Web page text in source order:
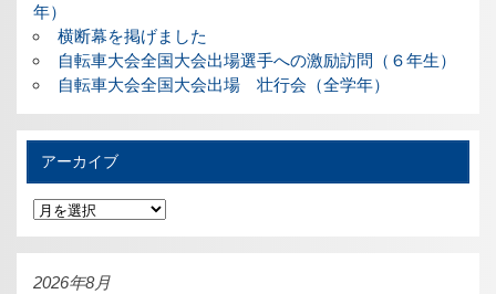
年）
横断幕を掲げました
自転車大会全国大会出場選手への激励訪問（６年生）
自転車大会全国大会出場 壮行会（全学年）
アーカイブ
ア
ー
カ
イ
ブ
2026年8月